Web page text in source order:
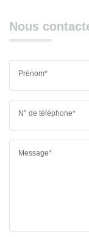
Nous
Prénom*
N° de téléphone*
Message*